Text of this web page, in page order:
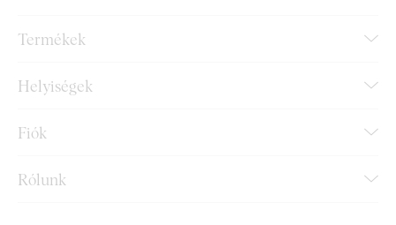
Termékek
Helyiségek
Fiók
Rólunk